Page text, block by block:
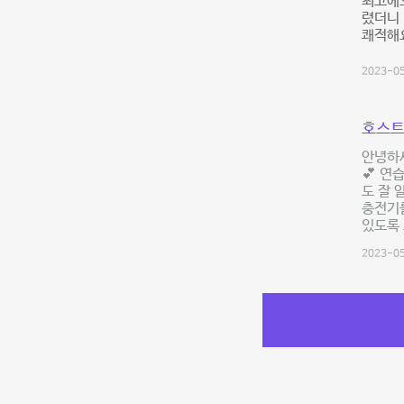
렸더
쾌적
2023-
호스
안녕
💕 연
도 잘
충전
있도
2023-